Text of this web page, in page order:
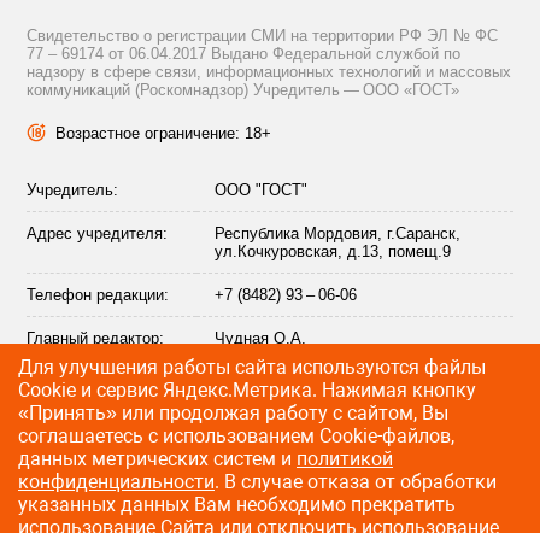
Свидетельство о регистрации СМИ на территории РФ ЭЛ № ФС
77 – 69174 от 06.04.2017 Выдано Федеральной службой по
надзору в сфере связи, информационных технологий и массовых
коммуникаций (Роскомнадзор) Учредитель — ООО «ГОСТ»
Возрастное ограничение: 18+
Учредитель: ООО "ГОСТ"
Адрес учредителя:
Республика Мордовия, г.Саранск,
ул.Кочкуровская, д.13, помещ.9
Телефон редакции: +7 (8482) 93 – 06-06
Главный редактор: Чудная О.А.
Адрес электронной
почты редакции:
info@citytraffic.ru
©2009—2026 CityTraffic — все права защищены
Для улучшения работы сайта используются файлы
Сookie и сервис Яндекс.Метрика. Нажимая кнопку
«Принять» или продолжая работу с сайтом, Вы
соглашаетесь с использованием Cookie-файлов,
данных метрических систем и политикой
конфиденциальности. В случае отказа от обработки
указанных данных Вам необходимо прекратить
использование Сайта или отключить использование